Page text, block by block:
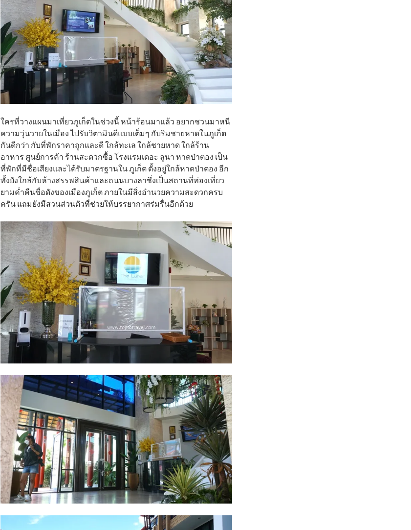
ใครที่วางแผนมาเที่ยวภูเก็ตในช่วงนี้ หน้าร้อนมาแล้ว อยากชวนมาหนี
ความวุ่นวายในเมือง ไปรับวิตามินดีแบบเต็มๆ กับริมชายหาดในภูเก็ต
กันดีกว่า กับที่พักราคาถูกและดี ใกล้ทะเล ใกล้ชายหาด ใกล้ร้าน
อาหาร ศูนย์การค้า ร้านสะดวกซื้อ โรงแรมเดอะ ลูนา หาดป่าตอง เป็น
ที่พักที่มีชื่อเสียงและได้รับมาตรฐานใน ภูเก็ต ตั้งอยู่ใกล้หาดป่าตอง อีก
ทั้งยังใกล้กับห้างสรรพสินค้าและถนนบางลาซึ่งเป็นสถานที่ท่องเที่ยว
ยามค่ำคืนชื่อดังของเมืองภูเก็ต ภายในมีสิ่งอำนวยความสะดวกครบ
ครัน แถมยังมีสวนส่วนตัวที่ช่วยให้บรรยากาศร่มรื่นอีกด้วย